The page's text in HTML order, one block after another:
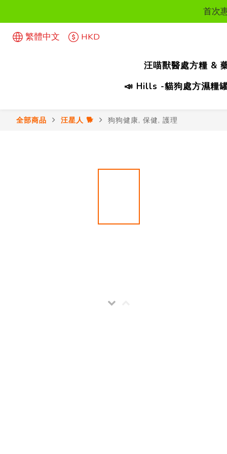
首次
首次
首次
繁體中文 HKD
汪喵獸醫處方糧 &
📣 Hills -貓狗處方濕糧
全部商品 汪星人 🐕 狗狗健康, 保健, 護理